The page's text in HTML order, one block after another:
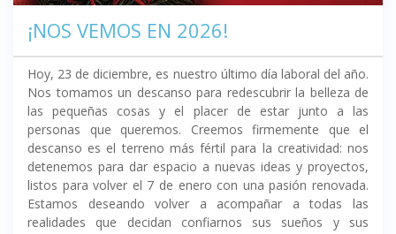
¡NOS VEMOS EN 2026!
Hoy, 23 de diciembre, es nuestro último día laboral del año.
Nos tomamos un descanso para redescubrir la belleza de
las pequeñas cosas y el placer de estar junto a las
personas que queremos. Creemos firmemente que el
descanso es el terreno más fértil para la creatividad: nos
detenemos para dar espacio a nuevas ideas y proyectos,
listos para volver el 7 de enero con una pasión renovada.
Estamos deseando volver a acompañar a todas las
realidades que decidan confiarnos sus sueños y sus